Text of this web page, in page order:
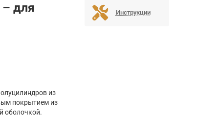
– для
из
покрытием из
оболочкой.
Инструкции